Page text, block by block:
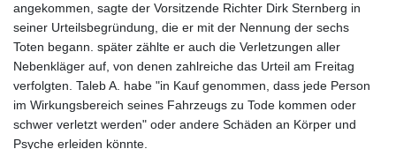
angekommen, sagte der Vorsitzende Richter Dirk Sternberg in
seiner Urteilsbegründung, die er mit der Nennung der sechs
Toten begann. später zählte er auch die Verletzungen aller
Nebenkläger auf, von denen zahlreiche das Urteil am Freitag
verfolgten. Taleb A. habe "in Kauf genommen, dass jede Person
im Wirkungsbereich seines Fahrzeugs zu Tode kommen oder
schwer verletzt werden" oder andere Schäden an Körper und
Psyche erleiden könnte.